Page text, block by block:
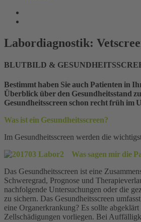
Labordiagnostik:
BLUTBILD &
Bestimmt haben Sie auch Patienten in
Überblick über den Gesundheitsstand
Gesundheitsscreen schon recht früh im
Was ist ein Gesundheitsscreen?
Im Gesundheitsscreen werden die
Was sagen mir die
Das Gesundheitsscreen ist eine
Schweregrad, Prognose und
nachfolgende Untersuchungen oder die
zu sichern. Das Gesundheitsscreen
eine Organerkrankung? Es sollte
Zellschädigungen vorliegen. Bei